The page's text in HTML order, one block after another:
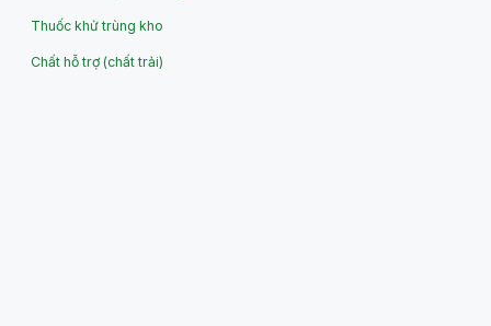
Thuốc khử trùng kho
Chất hỗ trợ (chất trải)